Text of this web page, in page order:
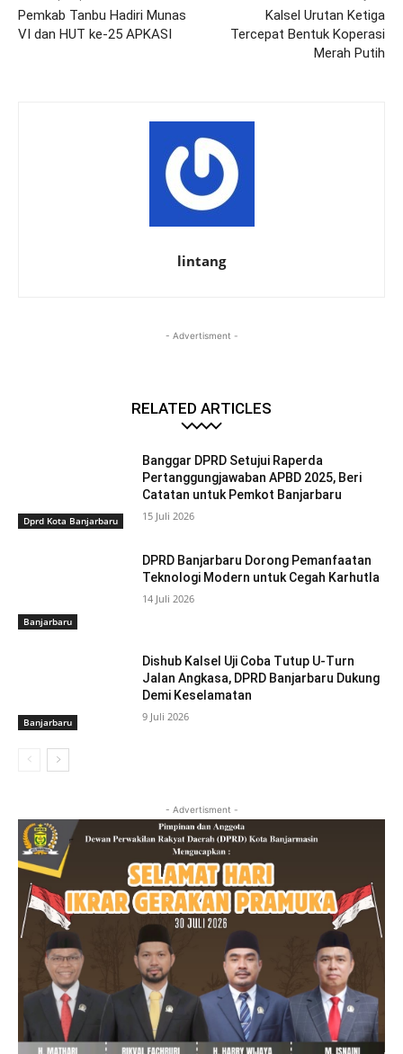
Pemkab Tanbu Hadiri Munas
VI dan HUT ke-25 APKASI
Kalsel Urutan Ketiga
Tercepat Bentuk Koperasi
Merah Putih
lintang
- Advertisment -
RELATED ARTICLES
Dprd Kota Banjarbaru
Banggar DPRD Setujui Raperda
Pertanggungjawaban APBD 2025, Beri
Catatan untuk Pemkot Banjarbaru
15 Juli 2026
Banjarbaru
DPRD Banjarbaru Dorong Pemanfaatan
Teknologi Modern untuk Cegah Karhutla
14 Juli 2026
Banjarbaru
Dishub Kalsel Uji Coba Tutup U-Turn
Jalan Angkasa, DPRD Banjarbaru Dukung
Demi Keselamatan
9 Juli 2026
- Advertisment -